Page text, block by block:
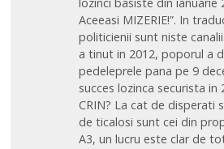
Aceeasi MIZERIE!”. In
politicienii sunt niste
a tinut in 2012, poporul a
pedeleprele pana pe 9
succes lozinca securista in
CRIN? La cat de disperati
de ticalosi sunt cei din
A3, un lucru este clar de